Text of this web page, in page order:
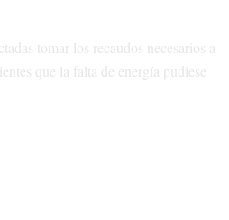
tomar los recaudos necesarios a
que la falta de energía pudiese